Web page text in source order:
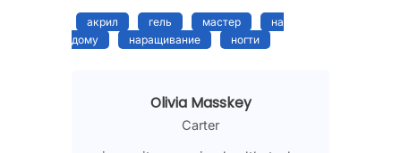
акрил гель мастер
на
дому
наращивание ногти
Olivia Masskey
Carter